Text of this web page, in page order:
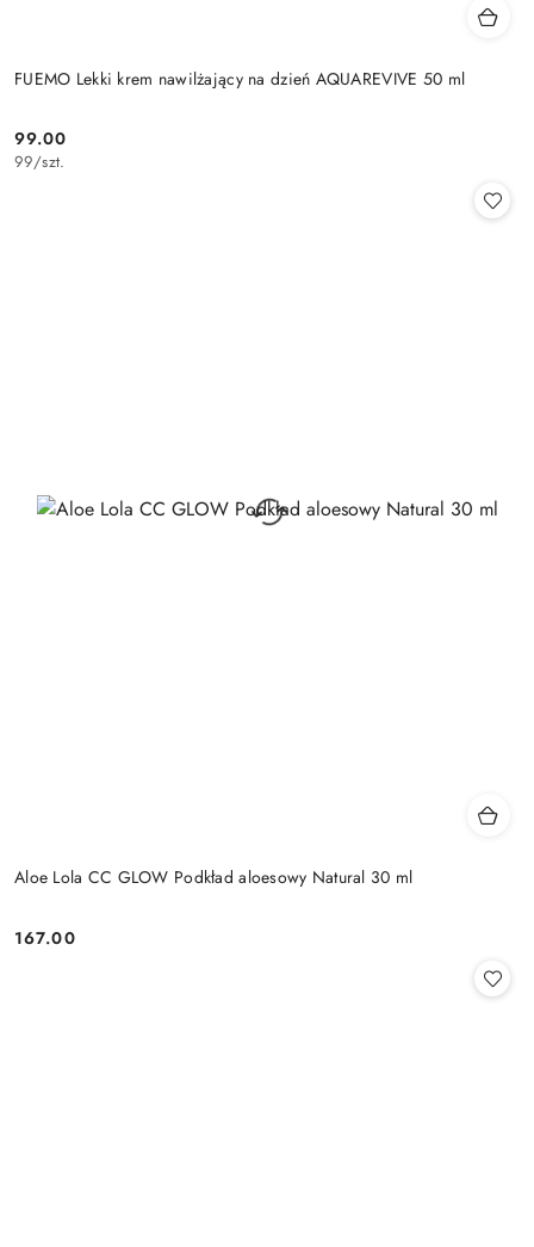
FUEMO Lekki krem nawilżający na dzień AQUAREVIVE 50 ml
Cena:
99.00
99/szt.
Aloe Lola CC GLOW Podkład aloesowy Natural 30 ml
Cena:
167.00